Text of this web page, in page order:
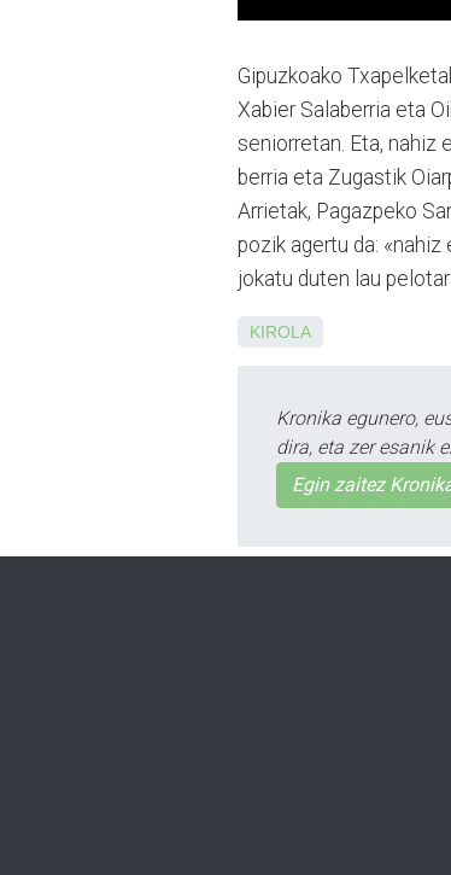
Gipuzkoako
Xabier Salaberria eta
seniorretan. Eta, nahiz
berria eta Zugastik
Arrietak, Pagazpeko
pozik agertu da:
jokatu duten lau
KIROLA
Kronika egunero,
dira, eta zer esanik
Egin zaitez